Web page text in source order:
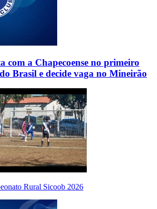
com a Chapecoense no primeiro
Brasil e decide vaga no Mineirão
Rural Sicoob 2026